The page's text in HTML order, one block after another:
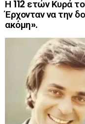
Η 112 ετών Κυρά
Έρχονταν να την
ακόμη».